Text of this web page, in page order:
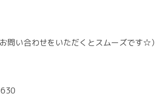
問い合わせをいただくとスムーズです☆）